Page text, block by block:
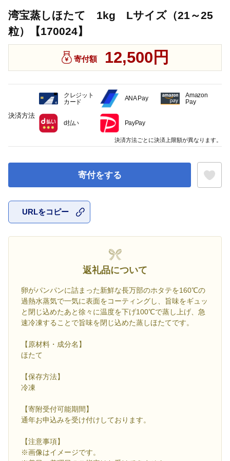
湾宝蒸しほたて 1kg Lサイズ（21～25
粒）【170024】
寄付額 12,500円
寄付をする
URLをコピー
返礼品について
卵がパンパンに詰まった新鮮な長万部のホタテを160℃の
過熱水蒸気で一気に表面をコーティングし、旨味をギュッ
と閉じ込めたあと徐々に温度を下げ100℃で蒸し上げ、急
速冷凍することで旨味を閉じ込めた蒸しほたてです。
【原材料・成分名】
ほたて
【保存方法】
冷凍
【寄附受付可能期間】
通年お申込みを受け付けしております。
【注意事項】
※画像はイメージです。
決済方法
クレジット
カード
ANA Pay
Amazon
Pay
d払い PayPay
決済方法ごとに決済上限額が異なります。